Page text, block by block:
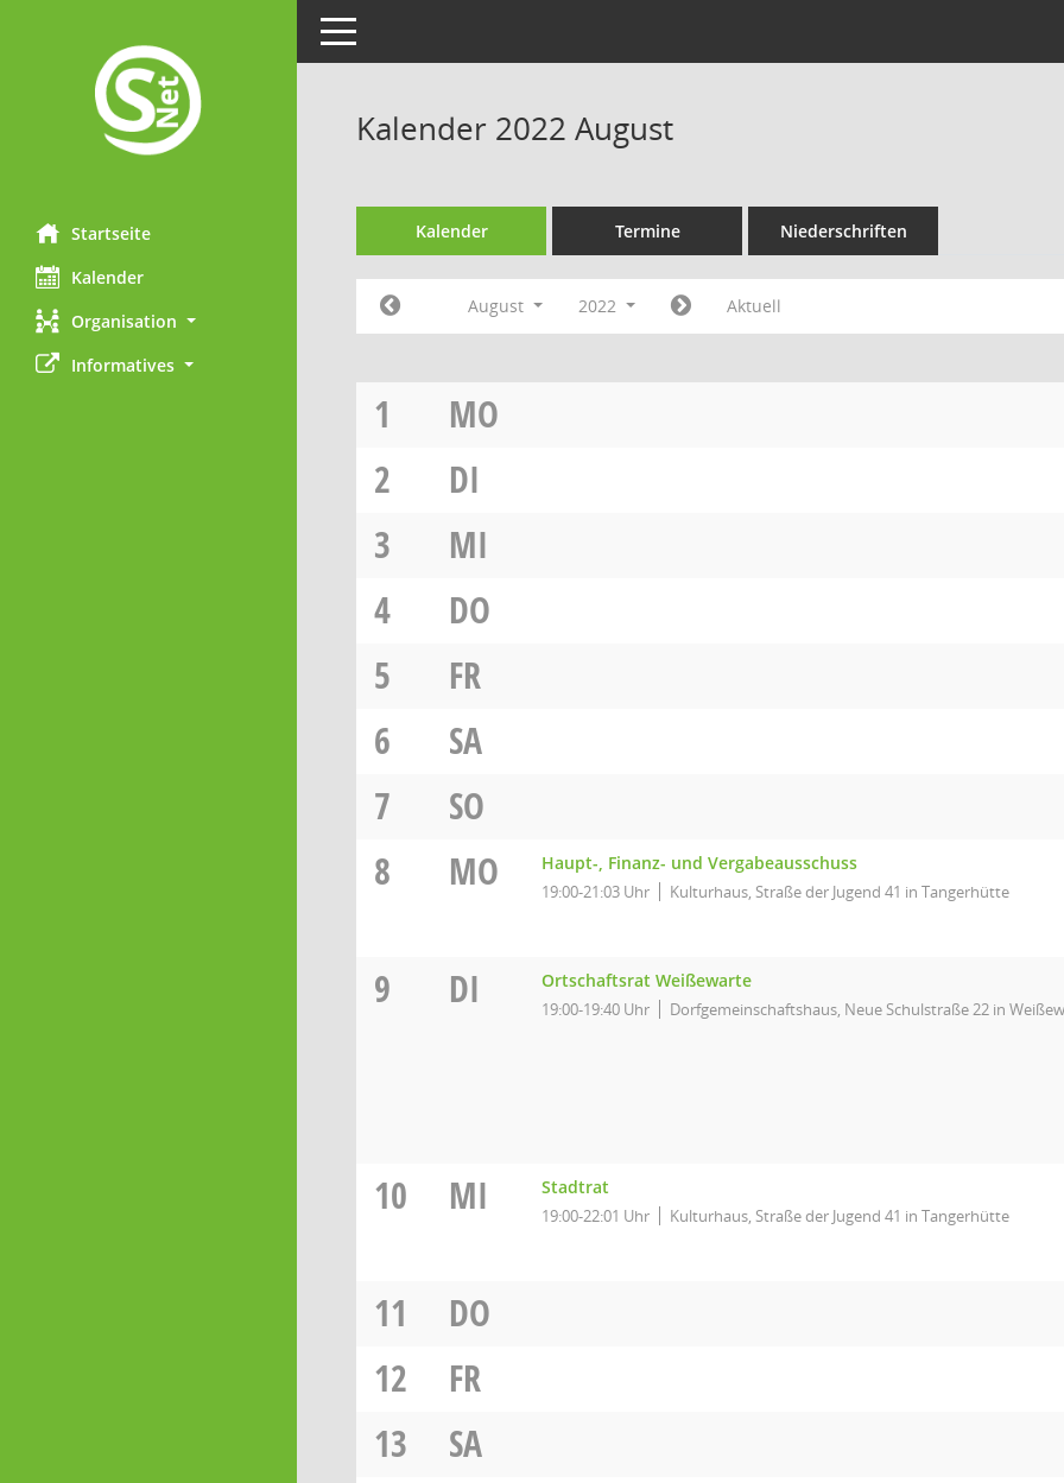
Startseite
Kalender
Organisation
Informatives
Toggle navigation
Kalender 2022 August
Kalender Termine Niederschriften
August 2022 Aktuell
1
MO
2
DI
3
MI
4
DO
5
FR
6
SA
7
SO
8
MO Haupt-, Finanz- und Vergabeausschuss
19:00-21:03 Uhr Kulturhaus, Straße der Jugend 41 in Tangerhütte
9 DI Ortschaftsrat Weißewarte
19:00-19:40 Uhr Dorfgemeinschaftshaus, Neue Schulstraße 22 in
10 MI Stadtrat
19:00-22:01 Uhr Kulturhaus, Straße der Jugend 41 in Tangerhütte
11
DO
12
FR
13
SA